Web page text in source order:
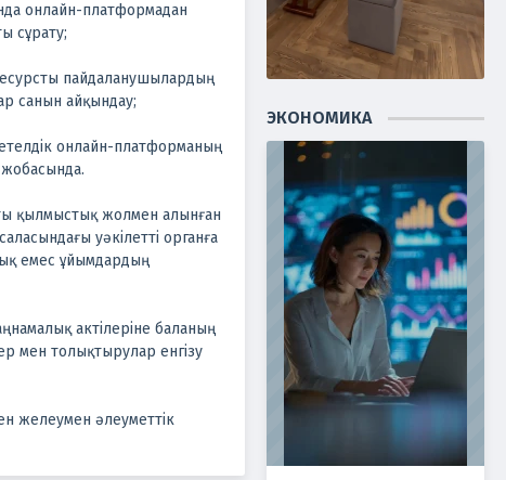
онлайн-платформадан
сұрату;
пайдаланушылардың
санын айқындау;
онлайн-платформаның
жобасында.
қылмыстық жолмен алынған
уәкілетті органға
емес ұйымдардың
актілеріне баланың
мен толықтырулар енгізу
желеумен әлеуметтік
ЭКОНОМИКА